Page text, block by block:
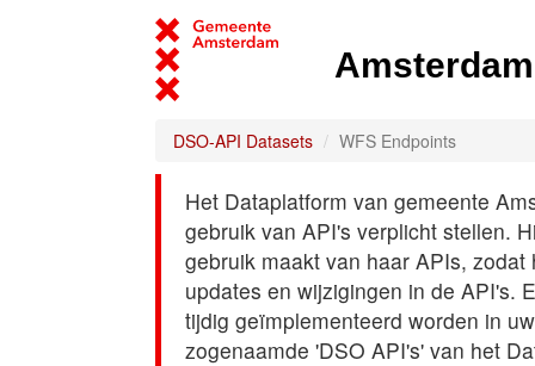
DSO-API Datasets WFS Endpoints
Het Dataplatform van gemeente
gebruik van API's verplicht stellen.
gebruik maakt van haar APIs,
updates en wijzigingen in de API's.
tijdig geïmplementeerd worden in
zogenaamde 'DSO API's' van het